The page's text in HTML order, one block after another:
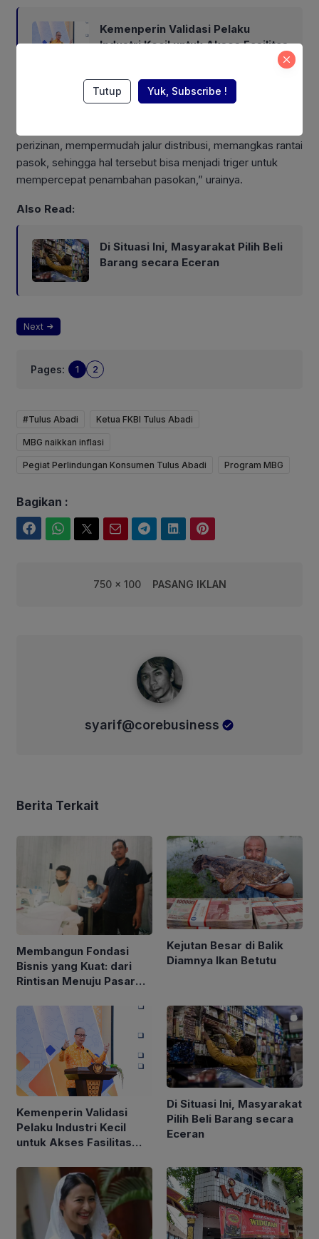
Kemenperin Validasi Pelaku
Industri Kecil untuk Akses Fasilitas
perizinan, mempermudah jalur distribusi, memangkas rantai
pasok, sehingga hal tersebut bisa menjadi triger untuk
mempercepat penambahan pasokan,” urainya.
Also Read:
Di Situasi Ini, Masyarakat Pilih Beli
Barang secara Eceran
Next
Pages: 1 2
#Tulus Abadi Ketua FKBI Tulus Abadi
MBG naikkan inflasi
Pegiat Perlindungan Konsumen Tulus Abadi Program MBG
Bagikan :
750 x 100 PASANG IKLAN
syarif@corebusiness
Berita Terkait
Membangun Fondasi
Bisnis yang Kuat: dari
Rintisan Menuju Pasar
Kejutan Besar di Balik
Diamnya Ikan Betutu
Kemenperin Validasi
Pelaku Industri Kecil
untuk Akses Fasilitas
Di Situasi Ini, Masyarakat
Pilih Beli Barang secara
Eceran
Tutup Yuk, Subscribe !